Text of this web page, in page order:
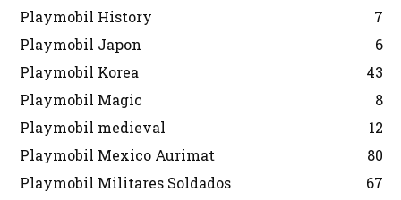
Playmobil History
7
Playmobil Japon
6
Playmobil Korea
43
Playmobil Magic
8
Playmobil medieval
12
Playmobil Mexico Aurimat
80
Playmobil Militares Soldados
67